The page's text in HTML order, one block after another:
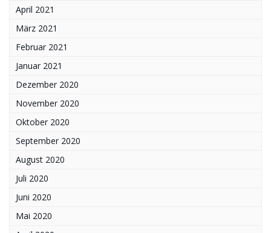
April 2021
März 2021
Februar 2021
Januar 2021
Dezember 2020
November 2020
Oktober 2020
September 2020
August 2020
Juli 2020
Juni 2020
Mai 2020